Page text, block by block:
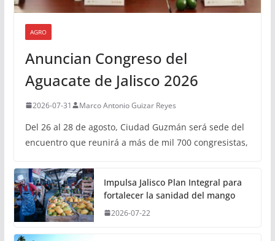
AGRO
Anuncian Congreso del
Aguacate de Jalisco 2026
2026-07-31 Marco Antonio Guizar Reyes
Del 26 al 28 de agosto, Ciudad Guzmán será sede del
encuentro que reunirá a más de mil 700 congresistas,
Impulsa Jalisco Plan Integral para
fortalecer la sanidad del mango
2026-07-22